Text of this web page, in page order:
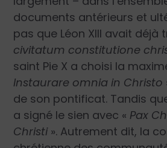
documents antérieurs et
pas que Léon XIII avait déjà
civitatum constitutione
saint Pie X a choisi la
Instaurare omnia in Christo
de son pontificat. Tandis
a signé le sien avec « Pax
Christi ». Autrement dit, la